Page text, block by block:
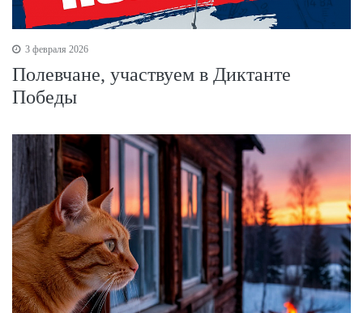
3 февраля 2026
Полевчане, участвуем в Диктанте
Победы